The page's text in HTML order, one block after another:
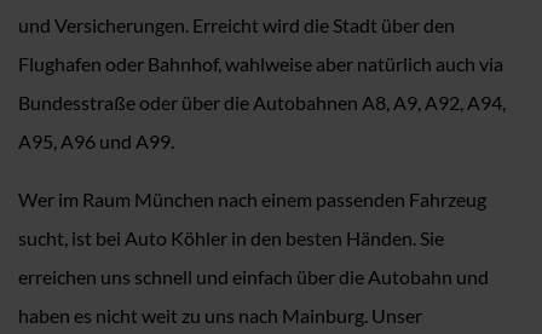
und Versicherungen. Erreicht wird die Stadt über den
Flughafen oder Bahnhof, wahlweise aber natürlich auch via
Bundesstraße oder über die Autobahnen A8, A9, A92, A94,
A95, A96 und A99.
Wer im Raum München nach einem passenden Fahrzeug
sucht, ist bei Auto Köhler in den besten Händen. Sie
erreichen uns schnell und einfach über die Autobahn und
haben es nicht weit zu uns nach Mainburg. Unser